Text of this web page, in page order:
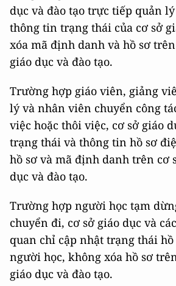
dục và đào tạo trực tiếp quản
thông tin trạng thái của cơ sở
xóa mã định danh và hồ sơ
giáo dục và đào tạo.
Trường hợp giáo viên, giảng
lý và nhân viên chuyển công
việc hoặc thôi việc, cơ sở giáo
trạng thái và thông tin hồ sơ
hồ sơ và mã định danh trên cơ
dục và đào tạo.
Trường hợp người học tạm
chuyển đi, cơ sở giáo dục và
quan chỉ cập nhật trạng thái
người học, không xóa hồ sơ
giáo dục và đào tạo.